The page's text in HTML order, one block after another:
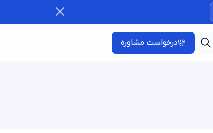
با ما درخواست مشاوره